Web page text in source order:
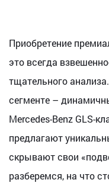
Приобретение
это всегда
тщательного
сегменте –
Mercedes-Benz GLS-
предлагают
скрывают свои
разберемся, на что